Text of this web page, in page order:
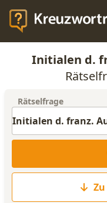
Initialen d.
Rätselfrage